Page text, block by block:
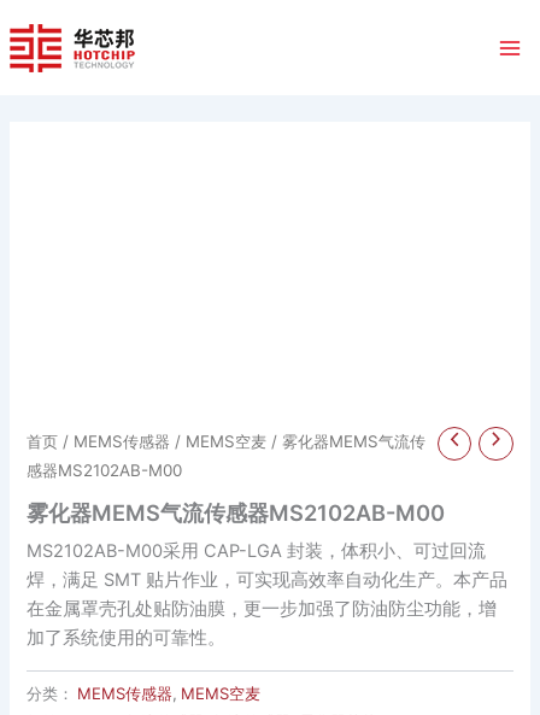
至
内
首页 / MEMS传感器 / MEMS空麦 / 雾化器MEMS气流传
感器MS2102AB-M00
雾化器MEMS气流传感器MS2102AB-M00
MS2102AB-M00采用 CAP-LGA 封装，体积小、可过回流
焊，满足 SMT 贴片作业，可实现高效率自动化生产。本产品
在金属罩壳孔处贴防油膜，更一步加强了防油防尘功能，增
加了系统使用的可靠性。
分类： MEMS传感器, MEMS空麦